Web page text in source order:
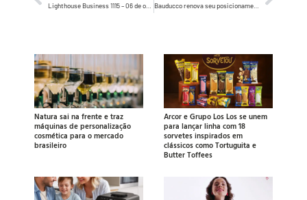
Bauducco renova seu posicionamento e identidade visual pela primeira vez em mais de 30 anos
Natura sai na frente e traz
máquinas de personalização
cosmética para o mercado
brasileiro
Arcor e Grupo Los Los se unem
para lançar linha com 18
sorvetes inspirados em
clássicos como Tortuguita e
Butter Toffees